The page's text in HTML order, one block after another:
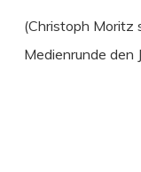
(Christoph Moritz
Medienrunde den